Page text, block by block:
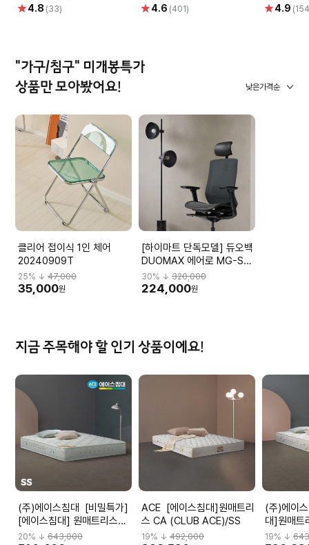
별 4.8 (33)
별 4.6 (401)
별 4.9
"가구/침구" 미개봉특가
상품만 모아봤어요!
낮은가격순
클리어 접이식 1인 체어
20240909T
25% ↓ 47,000
35,000원
[하이마트 단독모델] 듀오백
DUOMAX 에어로 MG-S-
L2 DBBMGHL3NMBN-
M59BK
30% ↓320,000
224,000원
지금 주목해야 할 인기 상품이에요!
(주)에이스침대 [비밀특가]
[에이스침대] 원매트리스
CA2(CLUB ACE2)/SS(슈
20% ↓ 643,000
ACE [에이스침대]원매트리
스 CA (CLUB ACE)/SS
19% ↓492,000
(주)에이스침대
대]원매
ACE2)/SS
19% ↓